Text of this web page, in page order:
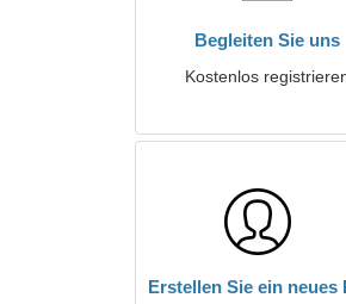
Begleiten Sie uns
Kostenlos
Erstellen Sie ein neues